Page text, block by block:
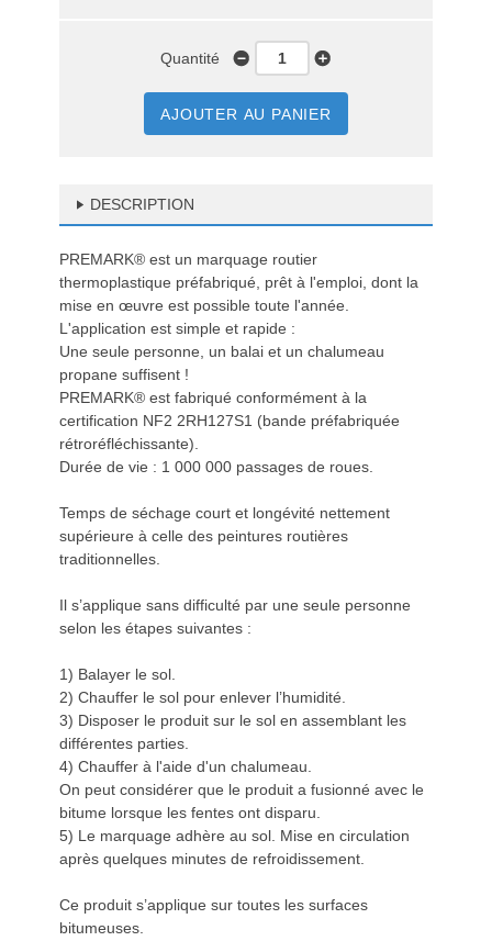
Quantité
AJOUTER AU PANIER
DESCRIPTION
PREMARK® est un marquage routier
thermoplastique préfabriqué, prêt à l'emploi, dont la
mise en œuvre est possible toute l'année.
L'application est simple et rapide :
Une seule personne, un balai et un chalumeau
propane suffisent !
PREMARK® est fabriqué conformément à la
certification NF2 2RH127S1 (bande préfabriquée
rétroréfléchissante).
Durée de vie : 1 000 000 passages de roues.
Temps de séchage court et longévité nettement
supérieure à celle des peintures routières
traditionnelles.
Il s’applique sans difficulté par une seule personne
selon les étapes suivantes :
1) Balayer le sol.
2) Chauffer le sol pour enlever l’humidité.
3) Disposer le produit sur le sol en assemblant les
différentes parties.
4) Chauffer à l'aide d'un chalumeau.
On peut considérer que le produit a fusionné avec le
bitume lorsque les fentes ont disparu.
5) Le marquage adhère au sol. Mise en circulation
après quelques minutes de refroidissement.
Ce produit s’applique sur toutes les surfaces
bitumeuses.